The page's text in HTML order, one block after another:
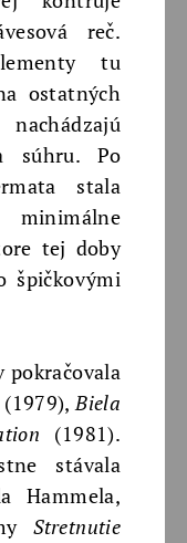
reč.
tu
ostatných
súhru. Po
stala
tej doby
špičkovými
pokračovala
(1979),Biela
(1981).
stávala
Hammela,
Stretnutie